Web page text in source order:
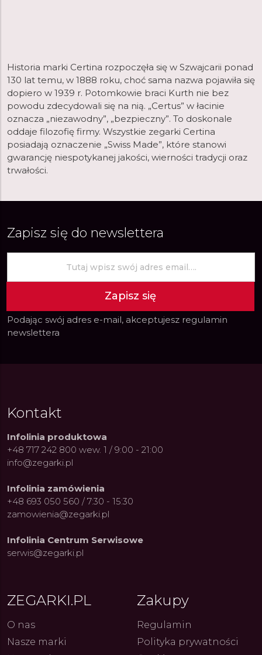
Constant: Pasja,
Fenomen marki Festina. Od
Historia marki Certina rozpoczęła się w Szwajcarii ponad
130 lat temu, w 1888 roku, choć sama nazwa pojawiła się
dopiero w 1939 r. Potomkowie braci Kurth nie bez
powodu zdecydowali się na nią. „Certus” w łacinie
oznacza „niezawodny”, „bezpieczny”. To doskonale
oddaje filozofię firmy. Wszystkie zegarki Certina
posiadają oznaczenie „Swiss Made”, które stanowi
gwarancję niespotykanej jakości, wierności tradycji oraz
trwałości.
Zapisz się do newslettera
Zapisz się
Podając swój adres e-mail, akceptujesz regulamin
newslettera
Kontakt
Infolinia produktowa
+48 717 242 800 wew. 1 / 9:00 - 21:00
info@zegarki.pl
Infolinia zamówienia
+48 693 050 560 / 7:30 - 15:30
zamowienia@zegarki.pl
Infolinia Centrum Serwisowe
serwis@zegarki.pl
ZEGARKI.PL
O nas
Nasze marki
Zakupy
Regulamin
Polityka prywatności